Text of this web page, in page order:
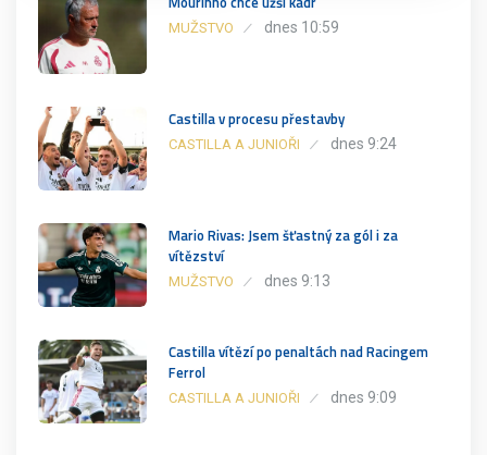
MUŽSTVO dnes 10:59
Castilla v procesu přestavby
CASTILLA A JUNIOŘI dnes 9:24
Mario Rivas: Jsem šťastný za gól i za
vítězství
MUŽSTVO dnes 9:13
Castilla vítězí po penaltách nad Racingem
Ferrol
CASTILLA A JUNIOŘI dnes 9:09